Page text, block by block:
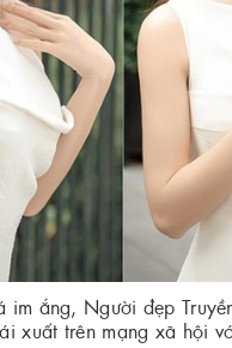
im ắng, Người đẹp
xuất trên mạng xã hội